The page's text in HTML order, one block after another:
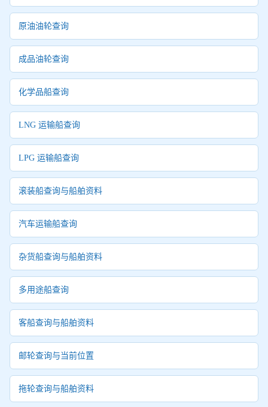
原油油轮查询
成品油轮查询
化学品船查询
LNG 运输船查询
LPG 运输船查询
滚装船查询与船舶资料
汽车运输船查询
杂货船查询与船舶资料
多用途船查询
客船查询与船舶资料
邮轮查询与当前位置
拖轮查询与船舶资料